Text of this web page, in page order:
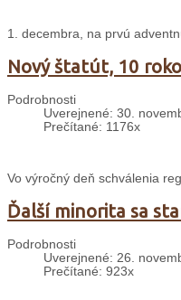
1. decembra, na prvú
Nový štatút, 10
Podrobnosti
Uverejnené: 30.
Prečítané: 1176x
Vo výročný deň schválenia
Ďalší minorita sa
Podrobnosti
Uverejnené: 26.
Prečítané: 923x